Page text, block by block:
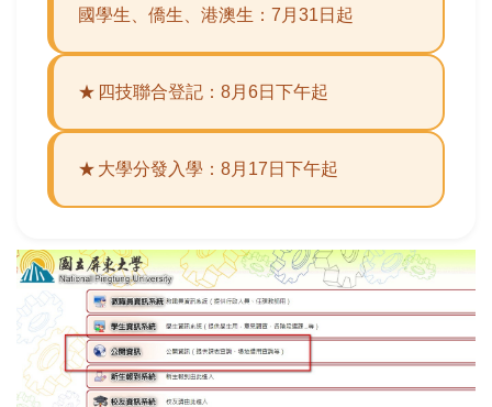
國學生、僑生、港澳生：7月31日起
★ 四技聯合登記：8月6日下午起
★ 大學分發入學：8月17日下午起